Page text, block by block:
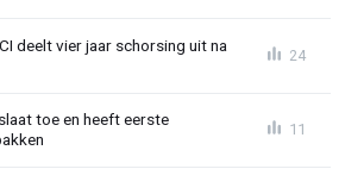
deelt vier jaar schorsing uit na
24
toe en heeft eerste
11